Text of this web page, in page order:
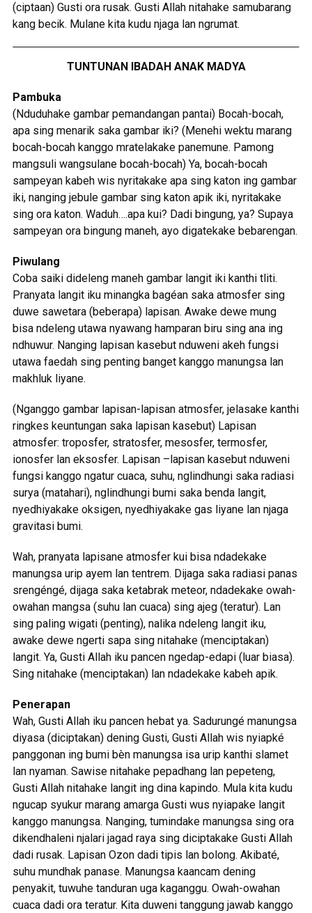
(ciptaan) Gusti ora rusak. Gusti Allah nitahake samubarang
kang becik. Mulane kita kudu njaga lan ngrumat.
TUNTUNAN IBADAH ANAK MADYA
Pambuka
(Nduduhake gambar pemandangan pantai) Bocah-bocah,
apa sing menarik saka gambar iki? (Menehi wektu marang
bocah-bocah kanggo mratelakake panemune. Pamong
mangsuli wangsulane bocah-bocah) Ya, bocah-bocah
sampeyan kabeh wis nyritakake apa sing katon ing gambar
iki, nanging jebule gambar sing katon apik iki, nyritakake
sing ora katon. Waduh….apa kui? Dadi bingung, ya? Supaya
sampeyan ora bingung maneh, ayo digatekake bebarengan.
Piwulang
Coba saiki dideleng maneh gambar langit iki kanthi tliti.
Pranyata langit iku minangka bagéan saka atmosfer sing
duwe sawetara (beberapa) lapisan. Awake dewe mung
bisa ndeleng utawa nyawang hamparan biru sing ana ing
ndhuwur. Nanging lapisan kasebut nduweni akeh fungsi
utawa faedah sing penting banget kanggo manungsa lan
makhluk liyane.
(Nganggo gambar lapisan-lapisan atmosfer, jelasake kanthi
ringkes keuntungan saka lapisan kasebut) Lapisan
atmosfer: troposfer, stratosfer, mesosfer, termosfer,
ionosfer lan eksosfer. Lapisan –lapisan kasebut nduweni
fungsi kanggo ngatur cuaca, suhu, nglindhungi saka radiasi
surya (matahari), nglindhungi bumi saka benda langit,
nyedhiyakake oksigen, nyedhiyakake gas liyane lan njaga
gravitasi bumi.
Wah, pranyata lapisane atmosfer kui bisa ndadekake
manungsa urip ayem lan tentrem. Dijaga saka radiasi panas
srengéngé, dijaga saka ketabrak meteor, ndadekake owah-
owahan mangsa (suhu lan cuaca) sing ajeg (teratur). Lan
sing paling wigati (penting), nalika ndeleng langit iku,
awake dewe ngerti sapa sing nitahake (menciptakan)
langit. Ya, Gusti Allah iku pancen ngedap-edapi (luar biasa).
Sing nitahake (menciptakan) lan ndadekake kabeh apik.
Penerapan
Wah, Gusti Allah iku pancen hebat ya. Sadurungé manungsa
diyasa (diciptakan) dening Gusti, Gusti Allah wis nyiapké
panggonan ing bumi bèn manungsa isa urip kanthi slamet
lan nyaman. Sawise nitahake pepadhang lan pepeteng,
Gusti Allah nitahake langit ing dina kapindo. Mula kita kudu
ngucap syukur marang amarga Gusti wus nyiapake langit
kanggo manungsa. Nanging, tumindake manungsa sing ora
dikendhaleni njalari jagad raya sing diciptakake Gusti Allah
dadi rusak. Lapisan Ozon dadi tipis lan bolong. Akibaté,
suhu mundhak panase. Manungsa kaancam dening
penyakit, tuwuhe tanduran uga kaganggu. Owah-owahan
cuaca dadi ora teratur. Kita duweni tanggung jawab kanggo